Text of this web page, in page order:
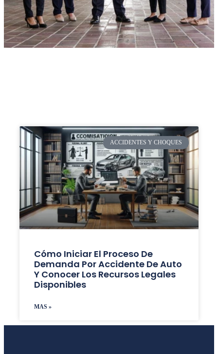
ACCIDENTES Y CHOQUES
Cómo Iniciar El Proceso De
Demanda Por Accidente De Auto
Y Conocer Los Recursos Legales
Disponibles
MAS »